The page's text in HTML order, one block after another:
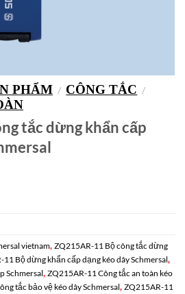
PHẨM / CÔNG TẮC /
tắc dừng khẩn cấp
vietnam, ZQ215AR-11 Bộ công tắc dừng
11 Bộ dừng khẩn cấp dạng kéo dây Schmersal,
Schmersal, ZQ215AR-11 Công tắc an toàn kéo
tắc bảo vệ kéo dây Schmersal, ZQ215AR-11